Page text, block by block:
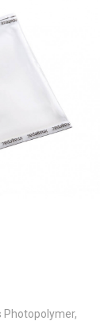
Photopolymer,